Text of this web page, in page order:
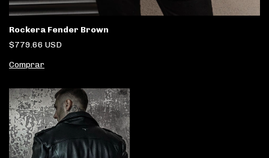
Rockera Fender Brown
$779.66 USD
Comprar